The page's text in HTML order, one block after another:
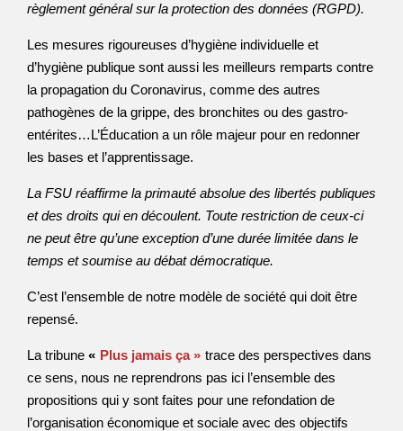
règlement général sur la protection des données (RGPD).
Les mesures rigoureuses d’hygiène individuelle et
d’hygiène publique sont aussi les meilleurs remparts contre
la propagation du Coronavirus, comme des autres
pathogènes de la grippe, des bronchites ou des gastro-
entérites…L’Éducation a un rôle majeur pour en redonner
les bases et l’apprentissage.
La FSU réaffirme la primauté absolue des libertés publiques
et des droits qui en découlent. Toute restriction de ceux-ci
ne peut être qu’une exception d’une durée limitée dans le
temps et soumise au débat démocratique.
C’est l’ensemble de notre modèle de société qui doit être
repensé.
La tribune « Plus jamais ça » trace des perspectives dans
ce sens, nous ne reprendrons pas ici l’ensemble des
propositions qui y sont faites pour une refondation de
l’organisation économique et sociale avec des objectifs